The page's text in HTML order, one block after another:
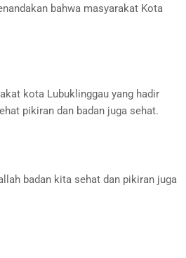
bahwa masyarakat Kota
kota Lubuklinggau yang hadir
pikiran dan badan juga sehat.
badan kita sehat dan pikiran juga